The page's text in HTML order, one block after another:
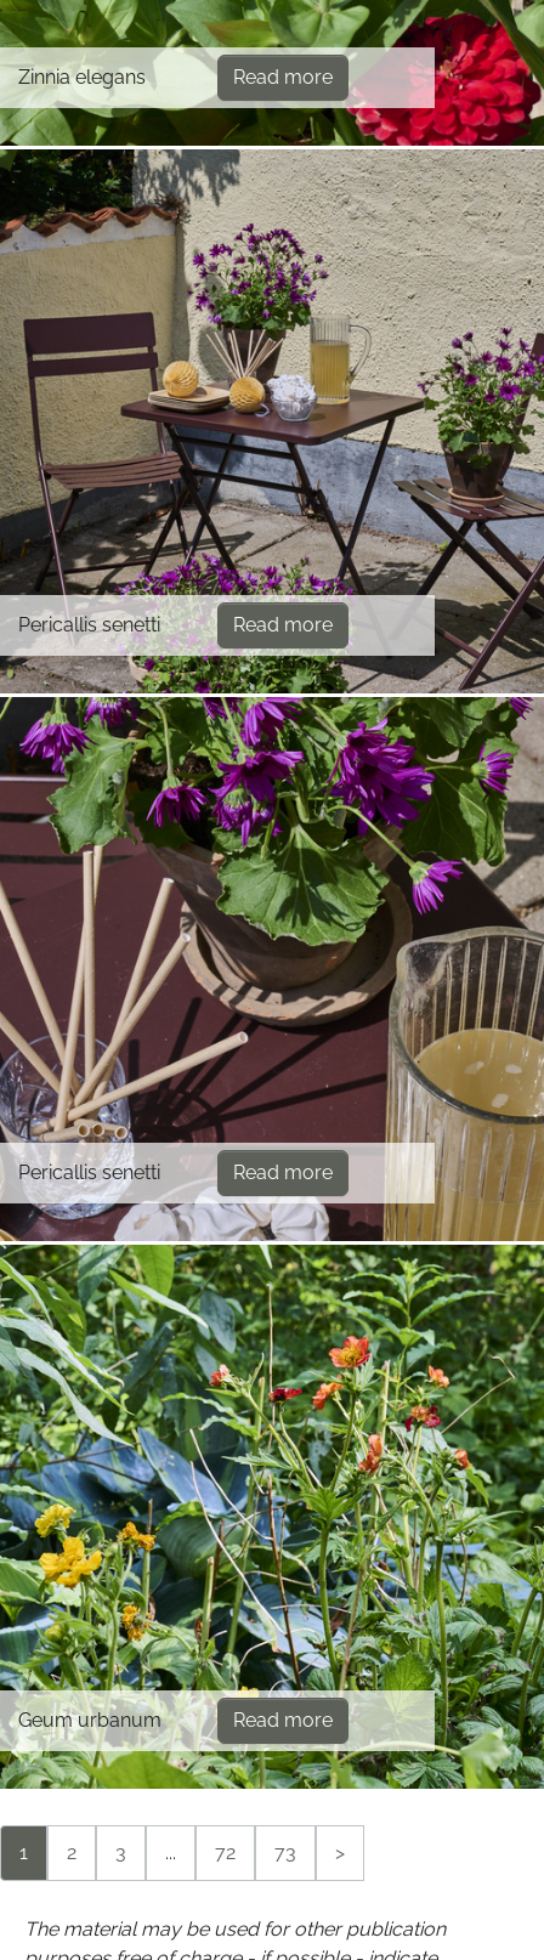
Zinnia elegans Read more
Pericallis senetti Read more
Pericallis senetti Read more
Geum urbanum Read more
1 2 3 ... 72 73 >
The material may be used for other publication